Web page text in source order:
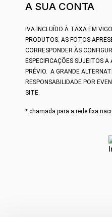
A SUA CONTA
IVA INCLUÍDO À TAXA EM
PRODUTOS. AS FOTOS
CORRESPONDER ÀS
ESPECIFICAÇÕES SUJEITOS A
PRÉVIO. A GRANDE
RESPONSABILIDADE POR
SITE.
* chamada para a rede fixa